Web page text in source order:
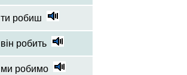
ти робиш
він робить
ми робимо